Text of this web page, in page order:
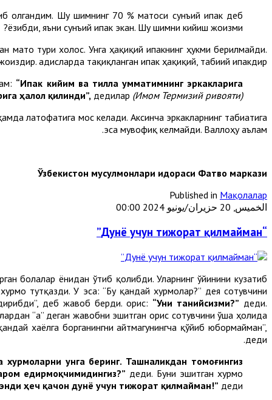
олгандим. Шу шимнинг 70 % матоси сунъий ипак деб
ёзибди, яъни сунъий ипак экан. Шу шимни кийиш жоизми?
тури холос. Унга ҳақиқий ипакнинг ҳукми берилмайди.
Ҳадисларда тақиқланган ипак ҳақиқий, табиий ипакдир.
“Ипак кийим ва тилла умматимнинг эркакларига
ҳалол қилинди”, дедилар (Имом Термизий ривояти).
латофатига мос келади. Аксинча эркакларнинг табиатига
эса мувофиқ келмайди. Валлоҳу аълам.
Ўзбекистон мусулмонлари идораси Фатво маркази
Published in Мақолалар
الخميس, 20 حزيران/يونيو 2024 00:00
“Дунё учун тижорат қилмайман”
болалар ёнидан ўтиб қолибди. Уларнинг ўйинини кузатиб
тутқазди. У эса: “Бу қандай хурмолар?” дея сотувчини
деб жавоб берди. Ҳорис: “Уни танийсизми?” деди.
“Ҳа” деган жавобни эшитган Ҳорис сотувчини ўша ҳолида
хаёлга борганингни айтмагунингча қўйиб юбормайман”,
деди.
унга беринг. Ташналикдан томоғингиз
едирмоқчимидингиз?” деди. Буни эшитган хурмо
ҳеч қачон дунё учун тижорат қилмайман!” деди.